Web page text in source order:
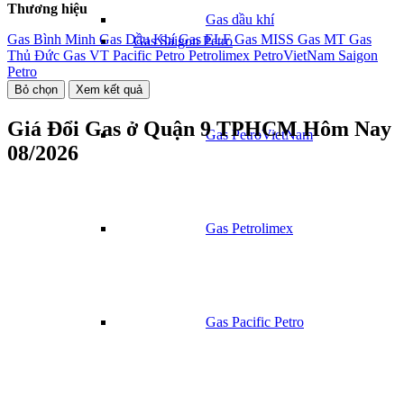
Gas dầu khí
Gas Saigon Petro
Gas PetroVietNam
Gas Petrolimex
Gas Pacific Petro
Thương hiệu
Gas Bình Minh Gas Dầu KhíGas ELFGas MISS Gas MT Gas
Thủ Đức Gas VT Pacific Petro Petrolimex PetroVietNam Saigon
Petro
Bỏ chọn Xem kết quả
Giá Đổi Gas ở Quận 9 TPHCM Hôm Nay
08/2026